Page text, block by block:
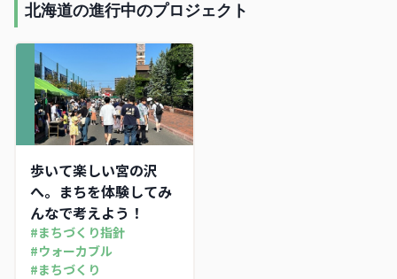
北海道の進行中のプロジェクト
歩いて楽しい宮の沢
へ。まちを体験してみ
んなで考えよう！
#まちづくり指針
#ウォーカブル
#まちづくり